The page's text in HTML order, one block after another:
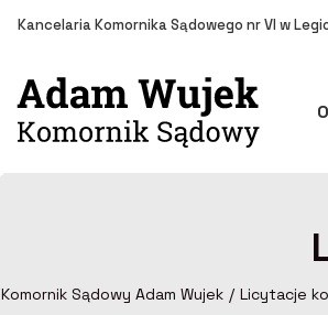
Kancelaria Komornika Sądowego nr VI w
Komornik Sądowy Adam Wujek Licytacje